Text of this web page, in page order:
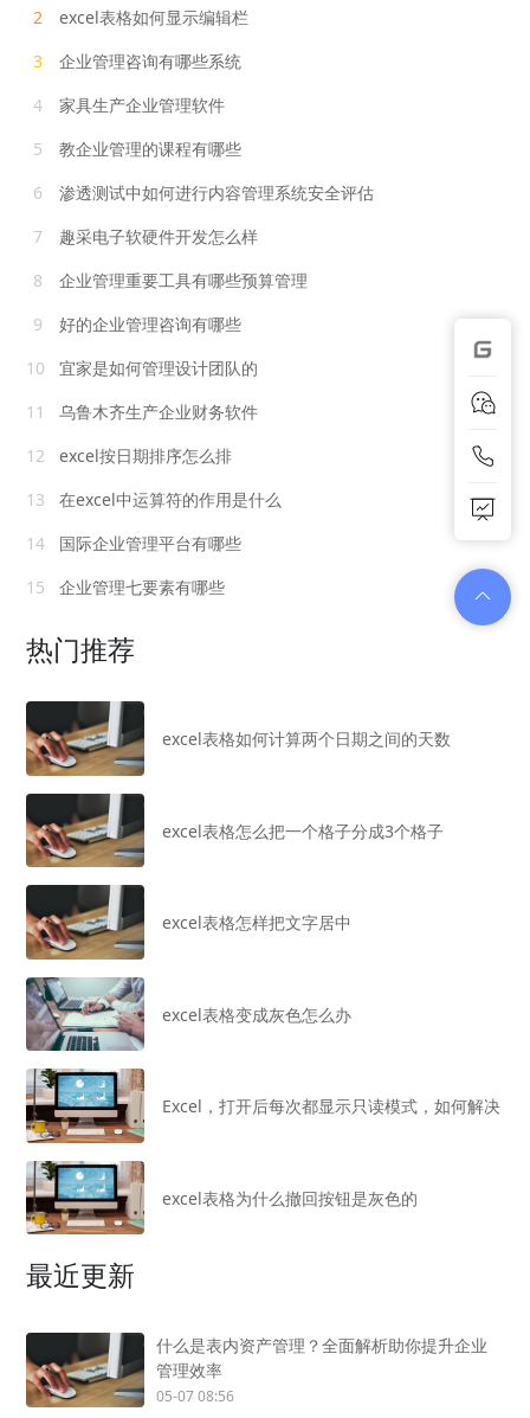
2
excel表格如何显示编辑栏
3
企业管理咨询有哪些系统
4
家具生产企业管理软件
5
教企业管理的课程有哪些
6
渗透测试中如何进行内容管理系统安全评估
7
趣采电子软硬件开发怎么样
8
企业管理重要工具有哪些预算管理
9
好的企业管理咨询有哪些
10
宜家是如何管理设计团队的
11
乌鲁木齐生产企业财务软件
12
excel按日期排序怎么排
13
在excel中运算符的作用是什么
14
国际企业管理平台有哪些
15
企业管理七要素有哪些
热门推荐
excel表格如何计算两个日期之间的天数
excel表格怎么把一个格子分成3个格子
excel表格怎样把文字居中
excel表格变成灰色怎么办
Excel，打开后每次都显示只读模式，如何解决
excel表格为什么撤回按钮是灰色的
最近更新
什么是表内资产管理？全面解析助你提升企业
管理效率
05-07 08:56